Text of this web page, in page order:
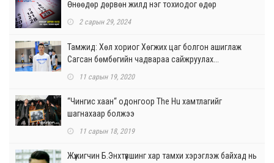
Өнөөдөр дөрвөн жилд нэг тохиодог өдөр
2 сарын 29, 2024
Тамжид: Хөл хориог Хөгжих цаг болгон ашиглаж
Сагсан бөмбөгийн чадвараа сайжруулах...
11 сарын 19, 2020
“Чингис хаан“ одонгоор The Hu хамтлагийг
шагнахаар болжээ
11 сарын 18, 2019
Жүжигчин Б.Энхтүвшинг хар тамхи хэрэглэж байхад нь